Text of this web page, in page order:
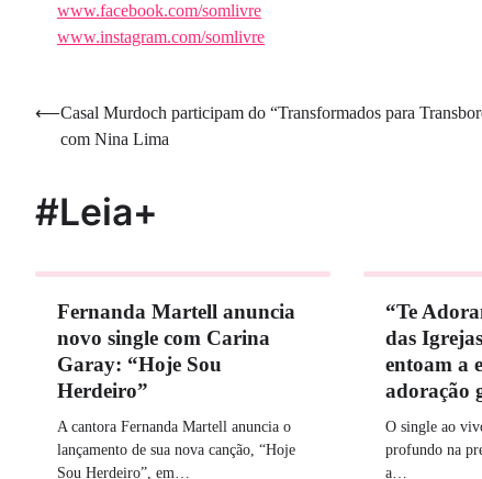
www.facebook.com/somlivre
www.instagram.com/somlivre
Navegação
⟵Casal Murdoch participam do “Transformados para
com Nina Lima
#Leia+
Fernanda Martell anuncia
novo single com Carina
Garay: “Hoje Sou
Herdeiro”
A cantora Fernanda Martell anuncia o
lançamento de sua nova canção, “Hoje
Sou Herdeiro”, em…
“Te
das
entoam a
adoração
O single ao
profundo na
a…